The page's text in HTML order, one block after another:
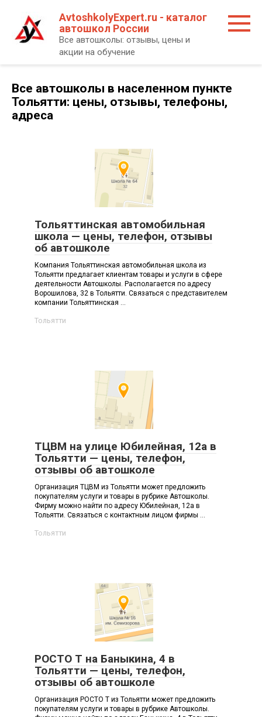
контенту
AvtoshkolyExpert.ru - каталог
автошкол России
Все автошколы: отзывы, цены и
акции на обучение
Все автошколы в населенном пункте
Тольятти: цены, отзывы, телефоны,
адреса
Тольяттинская автомобильная
школа — цены, телефон, отзывы
об автошколе
Компания Тольяттинская автомобильная школа из
Тольятти предлагает клиентам товары и услуги в сфере
деятельности Автошколы. Располагается по адресу
Ворошилова, 32 в Тольятти. Связаться с представителем
компании Тольяттинская ...
Тольятти
ТЦВМ на улице Юбилейная, 12а в
Тольятти — цены, телефон,
отзывы об автошколе
Организация ТЦВМ из Тольятти может предложить
покупателям услуги и товары в рубрике Автошколы.
Фирму можно найти по адресу Юбилейная, 12а в
Тольятти. Связаться с контактным лицом фирмы ...
Тольятти
РОСТО Т на Баныкина, 4 в
Тольятти — цены, телефон,
отзывы об автошколе
Организация РОСТО Т из Тольятти может предложить
покупателям услуги и товары в рубрике Автошколы.